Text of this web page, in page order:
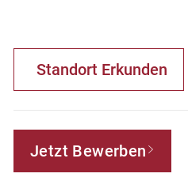
Standort Erkunden
Jetzt Bewerben